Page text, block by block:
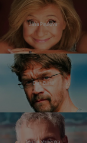
Jana Paulová
Dan Bárta